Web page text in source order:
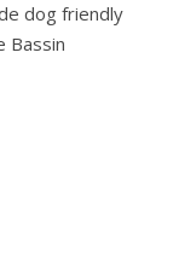
dog friendly
Bassin